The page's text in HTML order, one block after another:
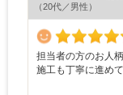
（20代／男性）
担当者の方のお人
施工も丁寧に進め